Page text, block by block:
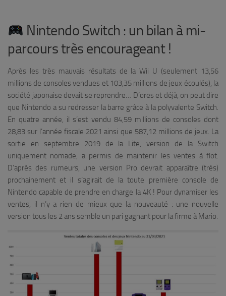
Nintendo Switch : un bilan à mi-
parcours très encourageant !
Après les très mauvais résultats de la Wii U (seulement 13,56
millions de consoles vendues et 103,35 millions de jeux écoulés), la
société japonaise devait se reprendre… D’ores et déjà, on peut dire
que Nintendo a su redresser la barre grâce à la polyvalente Switch.
En quatre année, il s’est vendu 84,59 millions de consoles dont
28,83 sur l’année fiscale 2021 ainsi que 587,12 millions de jeux. La
sortie en septembre 2019 de la Lite, version de la Switch
uniquement nomade, a permis de maintenir les ventes à flot.
D’après des rumeurs, une version Pro devrait apparaître (très)
prochainement et il s’agirait de la toute première console de
Nintendo capable de prendre en charge la 4K ! Pour dynamiser les
ventes, il n’y a rien de mieux que la nouveauté : une nouvelle
version tous les 2 ans semble un pari gagnant pour la firme à Mario.